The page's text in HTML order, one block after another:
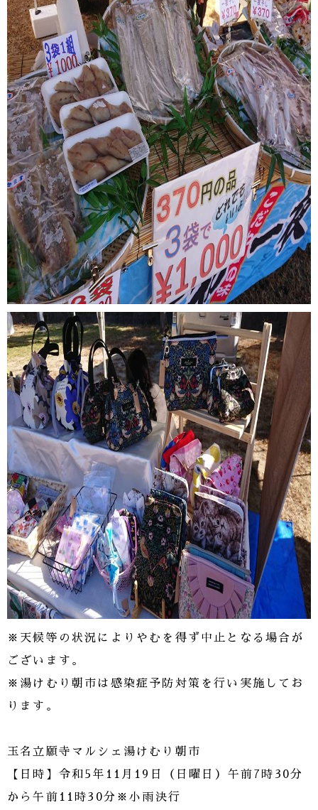
※天候等の状況によりやむを得ず中止となる場合が
ございます。
※湯けむり朝市は感染症予防対策を行い実施してお
ります。
玉名立願寺マルシェ湯けむり朝市
【日時】令和5年11月19日（日曜日）午前7時30分
から午前11時30分※小雨決行